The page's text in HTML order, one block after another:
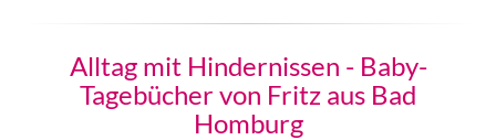
Alltag mit Hindernissen - Baby-
Tagebücher von Fritz aus Bad
Homburg